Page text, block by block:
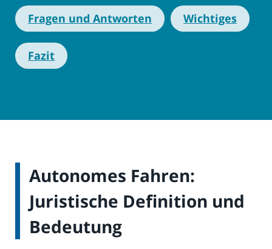
Fragen und Antworten Wichtiges
Fazit
Autonomes Fahren:
Juristische Definition und
Bedeutung